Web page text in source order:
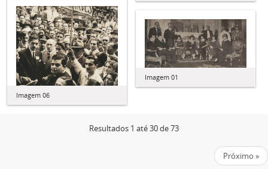
Imagem 06
Imagem 01
Resultados 1 até 30 de 73
Próximo »